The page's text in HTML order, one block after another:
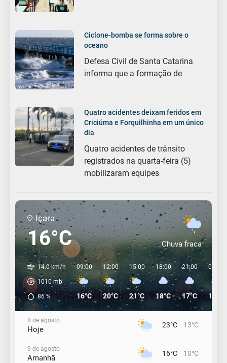
Ciclone-bomba se forma sobre o
oceano
Defesa Civil de Santa Catarina
informa que a formação de
Quatro acidentes deixam feridos em
Criciúma e Forquilhinha em um único
dia
Quatro acidentes de trânsito
registrados na quarta-feira (5)
mobilizaram equipes
Içara
16°C Chuva fraca
14.0 km/h
1010 mb
86%
09:00
16°C
12:00
20°C
15:00
21°C
18:00
18°C
21:00
17°C
00:00
16°C
8 de agosto
Hoje 23°C 13°C
9 de agosto
Amanhã 16°C 10°C